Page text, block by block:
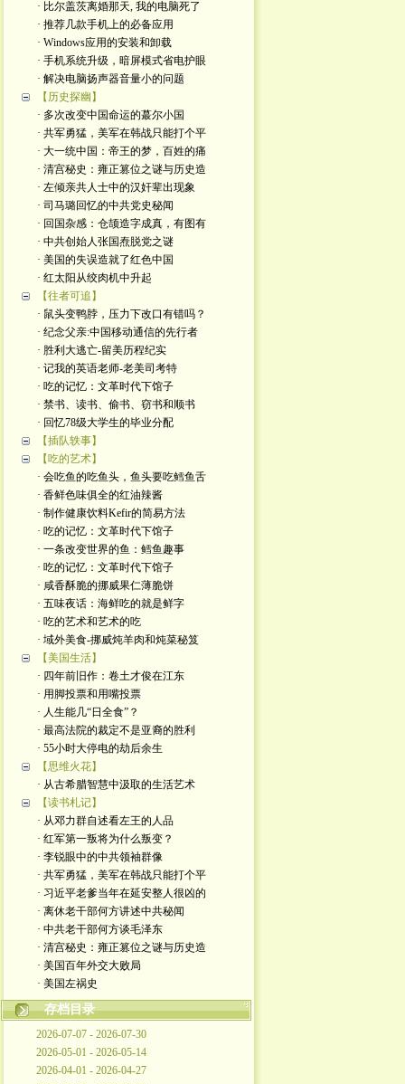
· 比尔盖茨离婚那天, 我的电脑死了
· 推荐几款手机上的必备应用
· Windows应用的安装和卸载
· 手机系统升级，暗屏模式省电护眼
· 解决电脑扬声器音量小的问题
【历史探幽】
· 多次改变中国命运的蕞尔小国
· 共军勇猛，美军在韩战只能打个平
· 大一统中国：帝王的梦，百姓的痛
· 清宫秘史：雍正篡位之谜与历史造
· 左倾亲共人士中的汉奸辈出现象
· 司马璐回忆的中共党史秘闻
· 回国杂感：仓颉造字成真，有图有
· 中共创始人张国焘脱党之谜
· 美国的失误造就了红色中国
· 红太阳从绞肉机中升起
【往者可追】
· 鼠头变鸭脖，压力下改口有错吗？
· 纪念父亲:中国移动通信的先行者
· 胜利大逃亡-留美历程纪实
· 记我的英语老师-老美司考特
· 吃的记忆：文革时代下馆子
· 禁书、读书、偷书、窃书和顺书
· 回忆78级大学生的毕业分配
【插队轶事】
【吃的艺术】
· 会吃鱼的吃鱼头，鱼头要吃鳕鱼舌
· 香鲜色味俱全的红油辣酱
· 制作健康饮料Kefir的简易方法
· 吃的记忆：文革时代下馆子
· 一条改变世界的鱼：鳕鱼趣事
· 吃的记忆：文革时代下馆子
· 咸香酥脆的挪威果仁薄脆饼
· 五味夜话：海鲜吃的就是鲜字
· 吃的艺术和艺术的吃
· 域外美食-挪威炖羊肉和炖菜秘笈
【美国生活】
· 四年前旧作：卷土才俊在江东
· 用脚投票和用嘴投票
· 人生能几“日全食”？
· 最高法院的裁定不是亚裔的胜利
· 55小时大停电的劫后余生
【思维火花】
· 从古希腊智慧中汲取的生活艺术
【读书札记】
· 从邓力群自述看左王的人品
· 红军第一叛将为什么叛变？
· 李锐眼中的中共领袖群像
· 共军勇猛，美军在韩战只能打个平
· 习近平老爹当年在延安整人很凶的
· 离休老干部何方讲述中共秘闻
· 中共老干部何方谈毛泽东
· 清宫秘史：雍正篡位之谜与历史造
· 美国百年外交大败局
· 美国左祸史
存档目录
2026-07-07 - 2026-07-30
2026-05-01 - 2026-05-14
2026-04-01 - 2026-04-27